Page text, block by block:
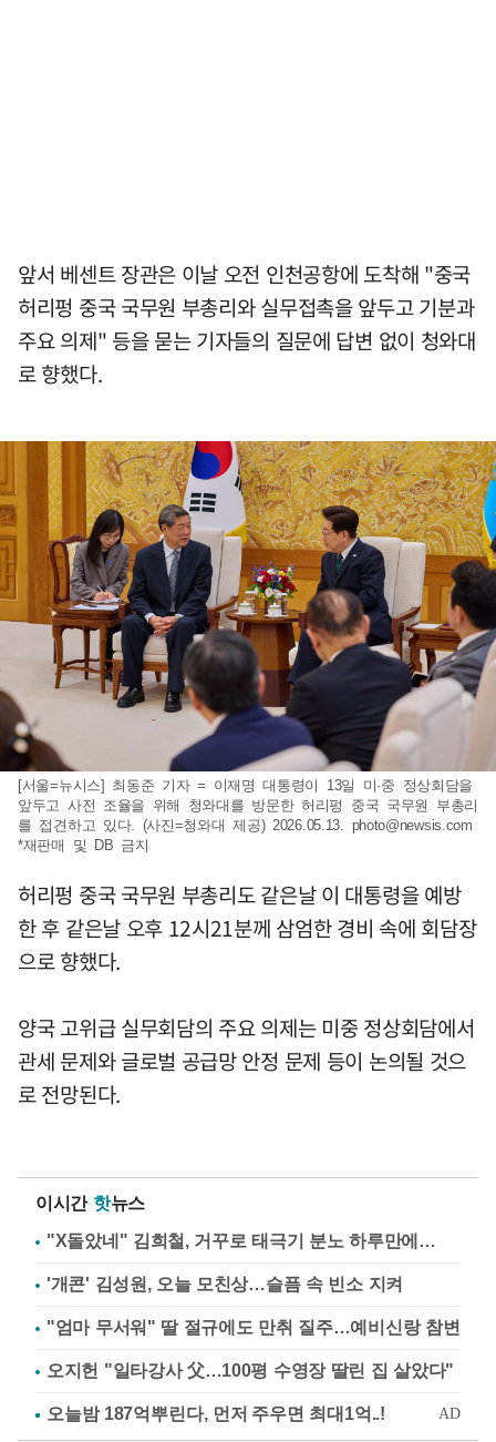
앞서 베센트 장관은 이날 오전 인천공항에 도착해 "중국
허리펑 중국 국무원 부총리와 실무접촉을 앞두고 기분과
주요 의제" 등을 묻는 기자들의 질문에 답변 없이 청와대
로 향했다.
[서울=뉴시스] 최동준 기자 = 이재명 대통령이 13일 미·중 정상회담을
앞두고 사전 조율을 위해 청와대를 방문한 허리펑 중국 국무원 부총리
를 접견하고 있다. (사진=청와대 제공) 2026.05.13. photo@newsis.com
*재판매 및 DB 금지
허리펑 중국 국무원 부총리도 같은날 이 대통령을 예방
한 후 같은날 오후 12시21분께 삼엄한 경비 속에 회담장
으로 향했다.
양국 고위급 실무회담의 주요 의제는 미중 정상회담에서
관세 문제와 글로벌 공급망 안정 문제 등이 논의될 것으
로 전망된다.
이시간 핫뉴스
"X돌았네" 김희철, 거꾸로 태극기 분노 하루만에…
'개콘' 김성원, 오늘 모친상…슬픔 속 빈소 지켜
"엄마 무서워" 딸 절규에도 만취 질주…예비신랑 참변
오지헌 "일타강사 父…100평 수영장 딸린 집 살았다"